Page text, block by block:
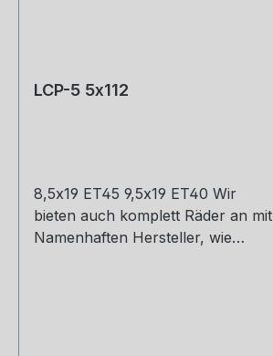
LCP-5 5x112
8,5x19 ET45 9,5x19 ET40 Wir
bieten auch komplett Räder an mit
Namenhaften Hersteller, wie